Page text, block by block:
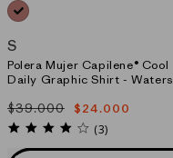
ROSADO_(BMPX)
S
Polera Mujer Capilene® Cool
Daily Graphic Shirt - Waters
Precio
habitual
$39.000
Precio
de
$24.000
4.0
star
(3)